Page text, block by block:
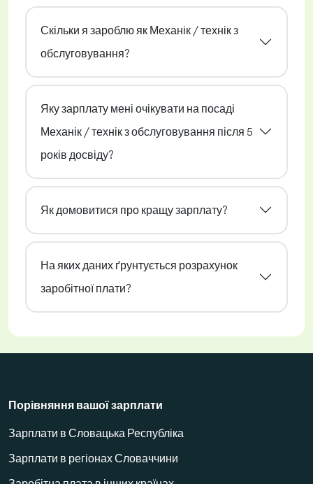
Скільки я зароблю як Механік / технік з
обслуговування?
Яку зарплату мені очікувати на посаді
Механік / технік з обслуговування після 5
років досвіду?
Як домовитися про кращу зарплату?
На яких даних ґрунтується розрахунок
заробітної плати?
Порівняння вашої зарплати
Зарплати в Словацька Республіка
Зарплати в регіонах Словаччини